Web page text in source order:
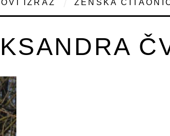
IZRAZ ŽENSKA